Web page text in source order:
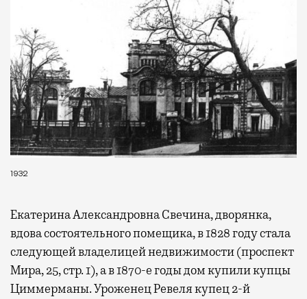
1932
Екатерина Александровна Свечина, дворянка,
вдова состоятельного помещика, в 1828 году стала
следующей владелицей недвижимости (проспект
Мира, 25, стр. 1), а в 1870-е годы дом купили купцы
Циммерманы. Уроженец Ревеля купец 2-й